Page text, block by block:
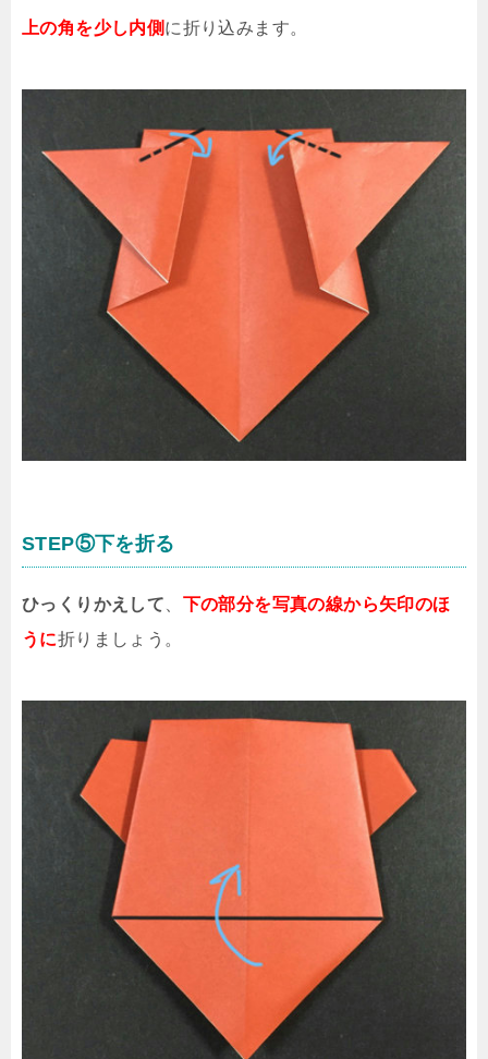
上の角を少し内側 に折り込みます。
STEP⑤下を折る
ひっくりかえして
下の部分を写真の線から矢印のほ
うに折りましょう。